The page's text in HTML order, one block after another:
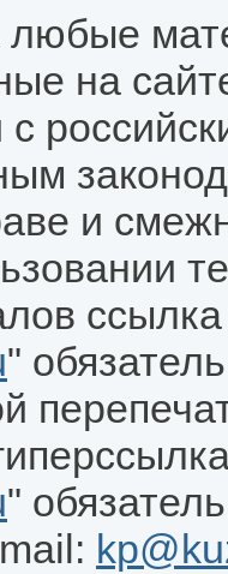
любые
на
с
и
"
"